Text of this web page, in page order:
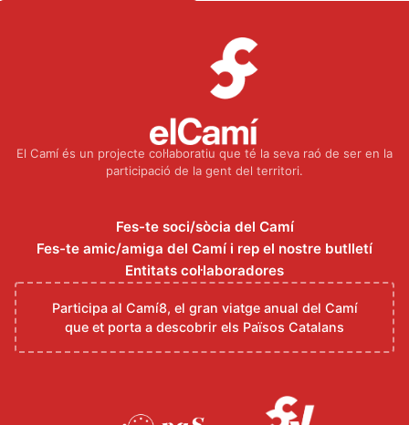
El Camí és un projecte col·laboratiu que té la seva raó de ser en la
participació de la gent del territori.
Fes-te soci/sòcia del Camí
Fes-te amic/amiga del Camí i rep el nostre butlletí
Entitats col·laboradores
Participa al Camí8, el gran viatge anual del Camí
que et porta a descobrir els Països Catalans